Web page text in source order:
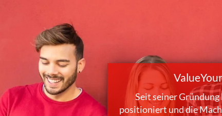
Seit seiner
positioniert und die